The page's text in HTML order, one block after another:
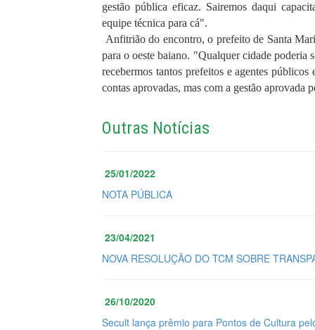
gestão pública eficaz. Sairemos daqui
equipe técnica para cá".
Anfitrião do encontro, o prefeito de Santa
para o oeste baiano. "Qualquer cidade poderia
recebermos tantos prefeitos e agentes
contas aprovadas, mas com a gestão aprovada
Outras Notícias
25/01/2022
NOTA PÚBLICA
23/04/2021
NOVA RESOLUÇÃO DO TCM SOBRE
26/10/2020
Secult lança prêmio para Pontos de Cultura